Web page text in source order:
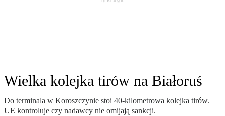
Wielka kolejka tirów na Białoruś
Do terminala w Koroszczynie stoi 40-kilometrowa kolejka tirów.
UE kontroluje czy nadawcy nie omijają sankcji.